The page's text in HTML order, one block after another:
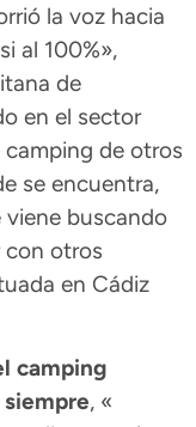
la voz hacia
al 100%»,
de
en el sector
de otros
se encuentra,
buscando
con otros
en Cádiz
camping
, «